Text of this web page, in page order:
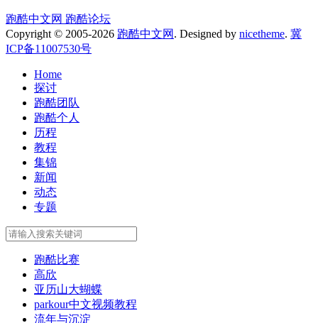
跑酷中文网 跑酷论坛
Copyright © 2005-2026 跑酷中文网 . Designed by nicetheme. 冀
ICP备11007530号
Home
探讨
跑酷团队
跑酷个人
历程
教程
集锦
新闻
动态
专题
跑酷比赛
高欣
亚历山大蝴蝶
parkour中文视频教程
流年与沉淀